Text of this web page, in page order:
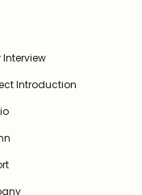
Interview
Introduction